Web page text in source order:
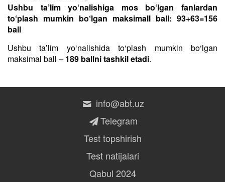
Ushbu ta’lim yo‘nalishiga mos bo‘lgan fanlardan
to‘plash mumkin bo‘lgan maksimall ball: 93+63=156
ball
Ushbu taʼlim yo‘nalishida to‘plash mumkin bo‘lgan
maksimal ball – 189 ballni tashkil etadi.
info@abt.uz
Telegram
Test topshirish
Test natijalari
Qabul 2024